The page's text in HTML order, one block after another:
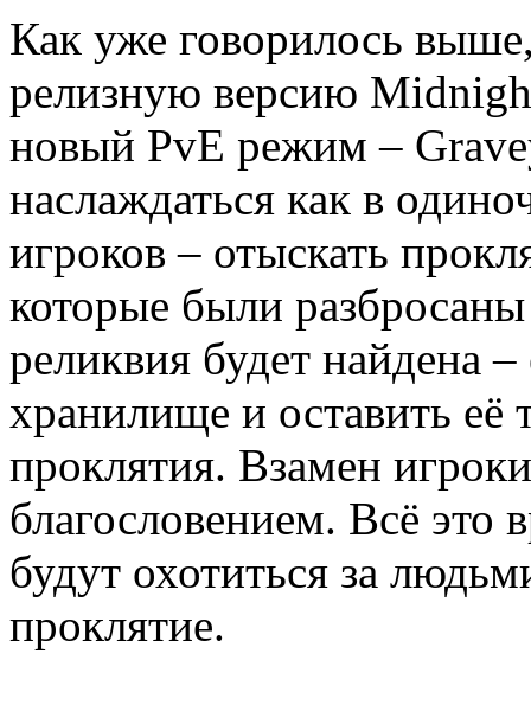
Как уже говорилось
релизную версию
новый PvE режим –
наслаждаться как в
игроков – отыскать
которые были
реликвия будет найдена
хранилище и оставить
проклятия. Взамен
благословением. Всё это
будут охотиться за
проклятие.